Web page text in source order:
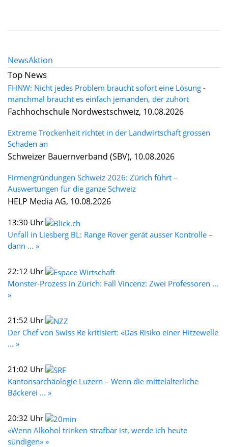
NewsAktion
Top News
FHNW: Nicht jedes Problem braucht sofort eine Lösung -
manchmal braucht es einfach jemanden, der zuhört
Fachhochschule Nordwestschweiz, 10.08.2026
Extreme Trockenheit richtet in der Landwirtschaft grossen
Schaden an
Schweizer Bauernverband (SBV), 10.08.2026
Firmengründungen Schweiz 2026: Zürich führt –
Auswertungen für die ganze Schweiz
HELP Media AG, 10.08.2026
13:30 Uhr
Unfall in Liesberg BL: Range Rover gerät ausser Kontrolle –
dann ... »
22:12 Uhr
Monster-Prozess in Zürich: Fall Vincenz: Zwei Professoren ...
»
21:52 Uhr
Der Chef von Swiss Re kritisiert: «Das Risiko einer Hitzewelle
... »
21:02 Uhr
Kantonsarchäologie Luzern – Wenn die mittelalterliche
Bäckerei ... »
20:32 Uhr
«Wenn Alkohol trinken strafbar ist, werde ich heute
sündigen» »